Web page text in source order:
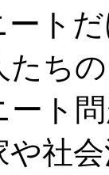
トだ
ち
ート
社